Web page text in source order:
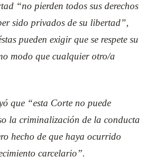
“no pierden todos sus derechos
sido privados de su libertad”,
pueden exigir que se respete su
modo que cualquier otro/a
que “esta Corte no puede
la criminalización de la conducta
hecho de que haya ocurrido
carcelario”.